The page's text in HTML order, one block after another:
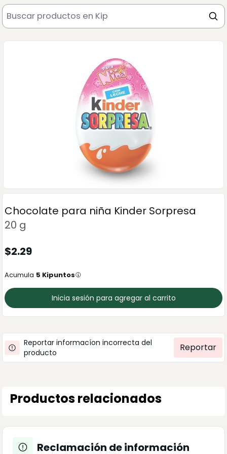
Chocolate para niña Kinder Sorpresa
20 g
$2.29
Acumula 5 Kipuntos
Inicia sesión para agregar al carrito
Reportar informacíon incorrecta del
producto
Reportar
Productos relacionados
Reclamación de información